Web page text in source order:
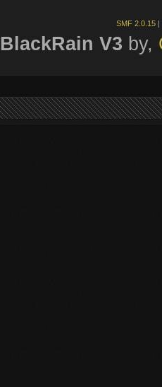
SMF 2.0.15 |
BlackRain V3 by,